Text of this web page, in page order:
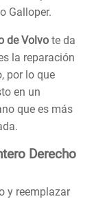
Galloper.
de Volvo te da
la reparación
por lo que
en un
que es más
Derecho
y reemplazar